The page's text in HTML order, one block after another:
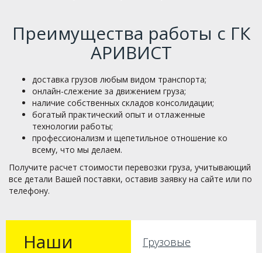
Преимущества работы с ГК
АРИВИСТ
доставка грузов любым видом транспорта;
онлайн-слежение за движением груза;
наличие собственных складов консолидации;
богатый практический опыт и отлаженные
технологии работы;
профессионализм и щепетильное отношение ко
всему, что мы делаем.
Получите расчет стоимости перевозки груза, учитывающий
все детали Вашей поставки, оставив заявку на сайте или по
телефону.
Наши
Грузовые